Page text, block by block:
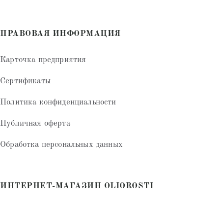
ПРАВОВАЯ ИНФОРМАЦИЯ
Карточка предприятия
Сертификаты
Политика конфиденциальности
Публичная оферта
Обработка персональных данных
ИНТЕРНЕТ-МАГАЗИН OLIOROSTI